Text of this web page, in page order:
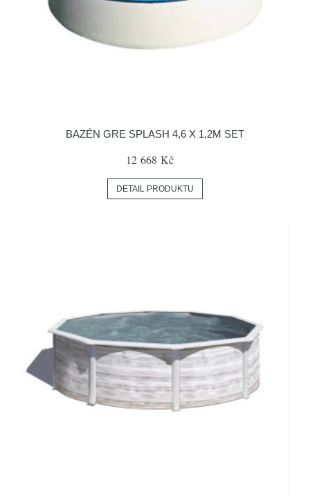
BAZÉN GRE SPLASH 4,6 X 1,2M SET
12 668 Kč
DETAIL PRODUKTU